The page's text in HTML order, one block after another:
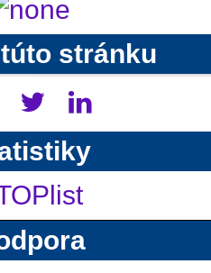
stránku